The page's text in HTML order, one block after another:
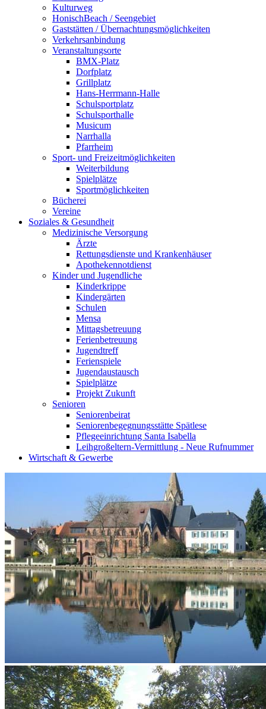
Kulturweg
HonischBeach / Seengebiet
Gaststätten / Übernachtungsmöglichkeiten
Verkehrsanbindung
Veranstaltungsorte
BMX-Platz
Dorfplatz
Grillplatz
Hans-Herrmann-Halle
Schulsportplatz
Schulsporthalle
Musicum
Narrhalla
Pfarrheim
Sport- und Freizeitmöglichkeiten
Weiterbildung
Spielplätze
Sportmöglichkeiten
Bücherei
Vereine
Soziales & Gesundheit
Medizinische Versorgung
Ärzte
Rettungsdienste und Krankenhäuser
Apothekennotdienst
Kinder und Jugendliche
Kinderkrippe
Kindergärten
Schulen
Mensa
Mittagsbetreuung
Ferienbetreuung
Jugendtreff
Ferienspiele
Jugendaustausch
Spielplätze
Projekt Zukunft
Senioren
Seniorenbeirat
Seniorenbegegnungsstätte Spätlese
Pflegeeinrichtung Santa Isabella
Leihgroßeltern-Vermittlung - Neue Rufnummer
Wirtschaft & Gewerbe